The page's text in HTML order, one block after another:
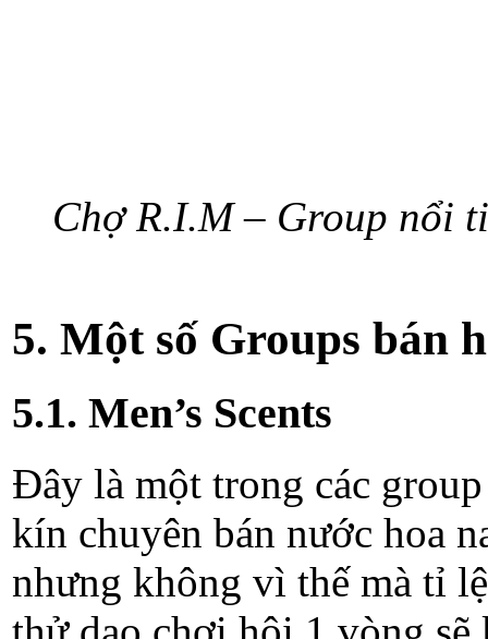
Chợ R.I.M – Group nổi
5. Một số Groups bán
5.1. Men’s Scents
Đây là một trong các
kín chuyên bán nước hoa
nhưng không vì thế mà tỉ